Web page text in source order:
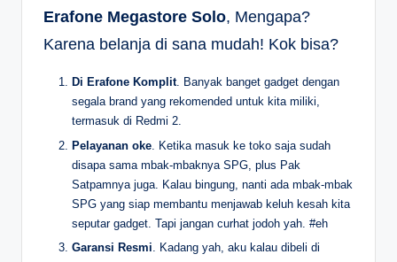
Erafone Megastore Solo, Mengapa?
Karena belanja di sana mudah! Kok bisa?
Di Erafone Komplit. Banyak banget gadget dengan
segala brand yang rekomended untuk kita miliki,
termasuk di Redmi 2.
Pelayanan oke . Ketika masuk ke toko saja sudah
disapa sama mbak-mbaknya SPG, plus Pak
Satpamnya juga. Kalau bingung, nanti ada mbak-mbak
SPG yang siap membantu menjawab keluh kesah kita
seputar gadget. Tapi jangan curhat jodoh yah. #eh
Garansi Resmi . Kadang yah, aku kalau dibeli di